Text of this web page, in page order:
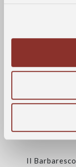
La
prima della
Dati
Il